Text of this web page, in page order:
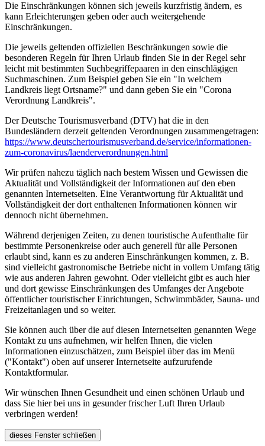
Die Einschränkungen können sich jeweils kurzfristig ändern, es
kann Erleichterungen geben oder auch weitergehende
Einschränkungen.
Die jeweils geltenden offiziellen Beschränkungen sowie die
besonderen Regeln für Ihren Urlaub finden Sie in der Regel sehr
leicht mit bestimmten Suchbegriffepaaren in den einschlägigen
Suchmaschinen. Zum Beispiel geben Sie ein "In welchem
Landkreis liegt Ortsname?" und dann geben Sie ein "Corona
Verordnung Landkreis".
Der Deutsche Tourismusverband (DTV) hat die in den
Bundesländern derzeit geltenden Verordnungen zusammengetragen:
https://www.deutscher­tourismusverband.de/­service/­informationen-
zum-coronavirus/­laenderverordnungen.html
Wir prüfen nahezu täglich nach bestem Wissen und Gewissen die
Aktualität und Vollständigkeit der Informationen auf den eben
genannten Internetseiten. Eine Verantwortung für Aktualität und
Vollständigkeit der dort enthaltenen Informationen können wir
dennoch nicht übernehmen.
Während derjenigen Zeiten, zu denen touristische Aufenthalte für
bestimmte Personenkreise oder auch generell für alle Personen
erlaubt sind, kann es zu anderen Einschränkungen kommen, z. B.
sind vielleicht gastronomische Betriebe nicht in vollem Umfang tätig
wie aus anderen Jahren gewohnt. Oder vielleicht gibt es auch hier
und dort gewisse Einschränkungen des Umfanges der Angebote
öffentlicher touristischer Einrichtungen, Schwimmbäder, Sauna- und
Freizeitanlagen und so weiter.
Sie können auch über die auf diesen Internetseiten genannten Wege
Kontakt zu uns aufnehmen, wir helfen Ihnen, die vielen
Informationen einzuschätzen, zum Beispiel über das im Menü
("Kontakt") oben auf unserer Internetseite aufzurufende
Kontaktformular.
Wir wünschen Ihnen Gesundheit und einen schönen Urlaub und
dass Sie hier bei uns in gesunder frischer Luft Ihren Urlaub
verbringen werden!
dieses Fenster schließen